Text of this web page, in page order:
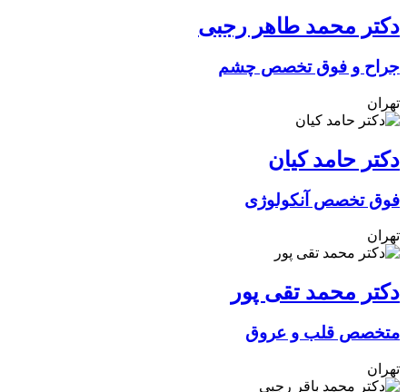
دکتر محمد طاهر رجبی
جراح و فوق تخصص چشم
تهران
دکتر حامد کیان
فوق تخصص آنکولوژی
تهران
دکتر محمد تقی پور
متخصص قلب و عروق
تهران